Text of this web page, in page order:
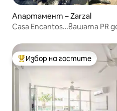
Апартамент – Zarzal
Casa Encantos…вашата PR
Най-популярен избор на
Избор на гостите